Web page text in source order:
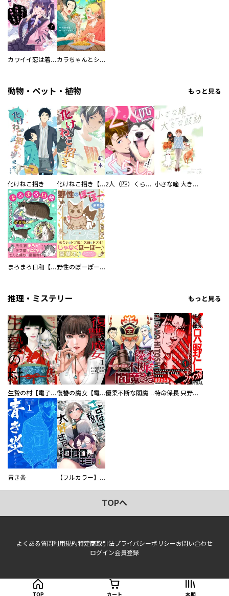
カワイイ恋は着飾らない カラちゃんとシトーさんと、 【分冊版】
動物・ペット・植物 もっと見る
化けねこ招き 化けねこ招き【描きおろし付合冊版】 2人（匹）くらし。 小さな瞳 大きな鼓動
まろまろ日和【豪華版】 野性のぽーぽー【豪華版】
推理・ミステリー もっと見る
生贄の村【電子単行本版】 復讐の魔女【電子単行本版】 優柔不断な閻魔さま 特命係長 只野仁ファイナル 愛蔵版
青き炎 【フルカラー】さよなら、私の大好きな１０００人のキミ。
TOPへ
よくある質問利用規約特定商取引法プライバシーポリシーお問い合わせ
ログイン会員登録
TOP カート 本棚